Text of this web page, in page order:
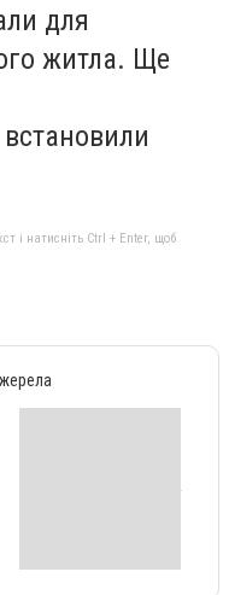
для
житла. Ще
і натисніть Ctrl + Enter, щоб